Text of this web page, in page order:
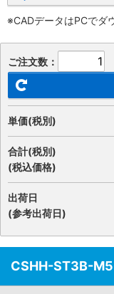
※CADデータはPCでダ
ご注文数：
単価(税別)
合計(税別)
(税込価格)
出荷日
(参考出荷日)
CSHH-ST3B-